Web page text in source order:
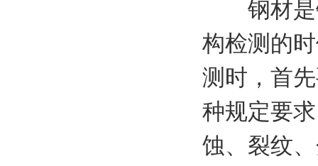
钢材是
构检测的
测时，首
种规定要
蚀、裂纹